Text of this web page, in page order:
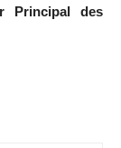
Principal des